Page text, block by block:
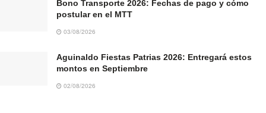
Bono Transporte 2026: Fechas de pago y cómo
postular en el MTT
03/08/2026
Aguinaldo Fiestas Patrias 2026: Entregará estos
montos en Septiembre
02/08/2026